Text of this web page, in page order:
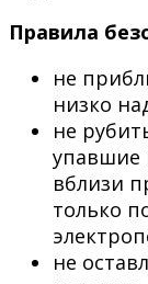
Правила
не
низко
не
упавшие
вблизи
только
не